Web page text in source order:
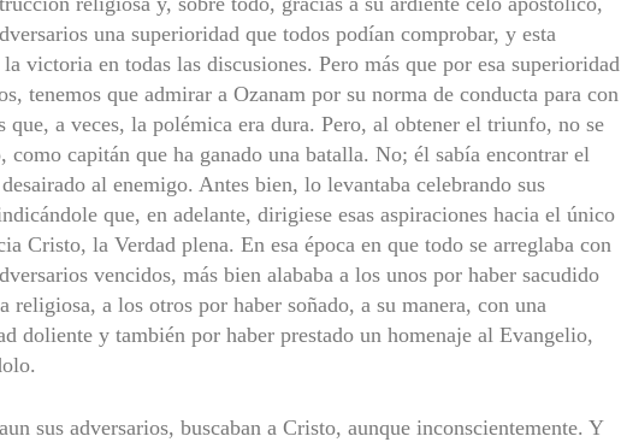
una superioridad que todos podían comprobar, y esta
victoria en todas las discusiones. Pero más que por esa superioridad
tenemos que admirar a Ozanam por su norma de conducta para con
que, a veces, la polémica era dura. Pero, al obtener el triunfo, no se
como capitán que ha ganado una batalla. No; él sabía encontrar el
al enemigo. Antes bien, lo levantaba celebrando sus
que, en adelante, dirigiese esas aspiraciones hacia el único
Cristo, la Verdad plena. En esa época en que todo se arreglaba con
vencidos, más bien alababa a los unos por haber sacudido
religiosa, a los otros por haber soñado, a su manera, con una
doliente y también por haber prestado un homenaje al Evangelio,
sus adversarios, buscaban a Cristo, aunque inconscientemente. Y